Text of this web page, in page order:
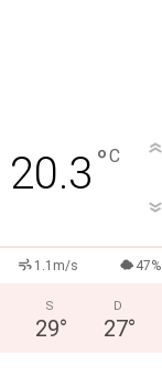
20.3 °C
1.1m/s 47%
S
29°
D
27°